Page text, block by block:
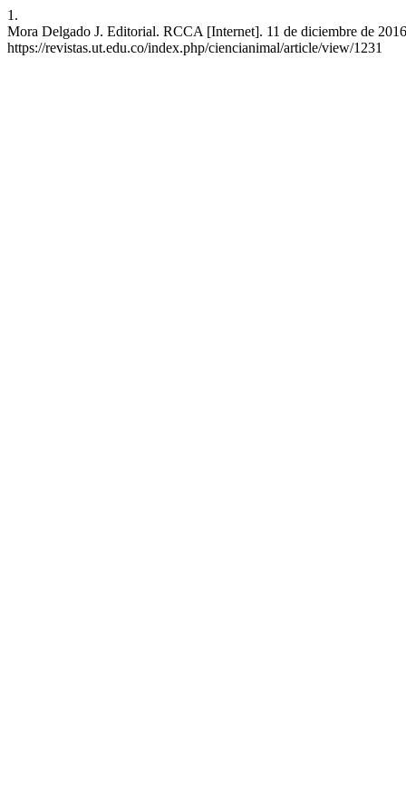
1.
Mora Delgado J. Editorial. RCCA [Internet]. 11 de diciembre de
https://revistas.ut.edu.co/index.php/ciencianimal/article/view/1231